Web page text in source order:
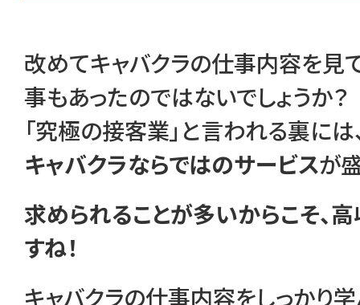
改めてキャバクラの仕事内容を見
事もあったのではないでしょうか？
「究極の接客業」と言われる裏に
キャバクラならではのサービスが
求められることが多いからこそ、
すね！
キャバクラの仕事内容をしっかり